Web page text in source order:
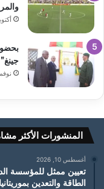
أكتوبر 15,
نوفمبر
المنشورات الأكثر
أغسطس 10, 2026
تعيين ممثل للمؤسسة
الطاقة والتعدين بموريتانيا